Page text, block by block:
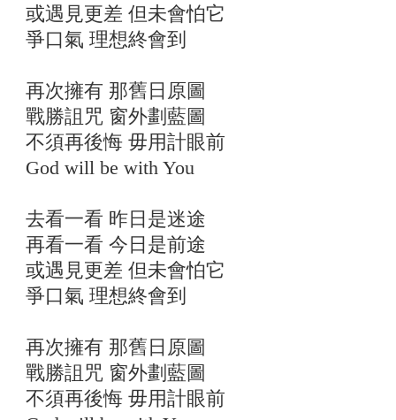
或遇見更差 但未會怕它
爭口氣 理想終會到
再次擁有 那舊日原圖
戰勝詛咒 窗外劃藍圖
不須再後悔 毋用計眼前
God will be with You
去看一看 昨日是迷途
再看一看 今日是前途
或遇見更差 但未會怕它
爭口氣 理想終會到
再次擁有 那舊日原圖
戰勝詛咒 窗外劃藍圖
不須再後悔 毋用計眼前